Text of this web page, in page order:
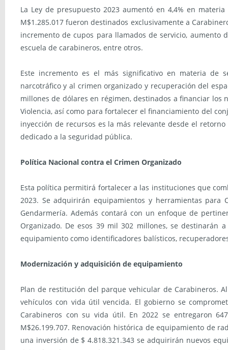
La Ley de presupuesto 2023 aumentó en 4,4% en
M$1.285.017 fueron destinados exclusivamente a
incremento de cupos para llamados de servicio, aumento
escuela de carabineros, entre otros.
Este incremento es el más significativo en materia de
narcotráfico y al crimen organizado y recuperación del
millones de dólares en régimen, destinados a financiar los
Violencia, así como para fortalecer el financiamiento del
inyección de recursos es la más relevante desde el
dedicado a la seguridad pública.
Política Nacional contra el Crimen Organizado
Esta política permitirá fortalecer a las instituciones que
2023. Se adquirirán equipamientos y herramientas para
Gendarmería. Además contará con un enfoque de
Organizado. De esos 39 mil 302 millones, se destinarán
equipamiento como identificadores balísticos,
Modernización y adquisición de equipamiento
Plan de restitución del parque vehicular de Carabineros.
vehículos con vida útil vencida. El gobierno se
Carabineros con su vida útil. En 2022 se entregaron
M$26.199.707. Renovación histórica de equipamiento de
una inversión de $ 4.818.321.343 se adquirirán nuevos